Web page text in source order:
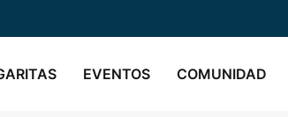
EVENTOS COMUNIDAD